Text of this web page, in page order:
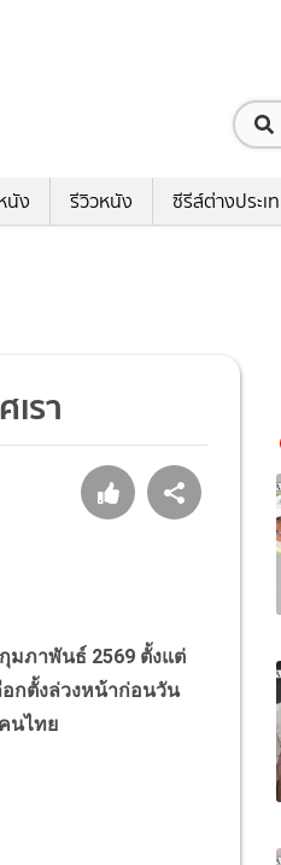
นัง รีวิวหนัง ซีรีส์ต่างประเ
รา
มภาพันธ์ 2569 ตั้งแต่
อกตั้งล่วงหน้าก่อนวัน
นไทย